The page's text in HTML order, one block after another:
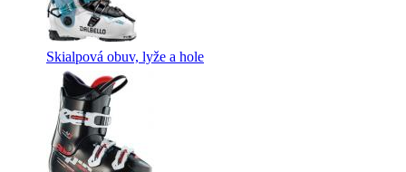
Skialpová obuv, lyže a hole